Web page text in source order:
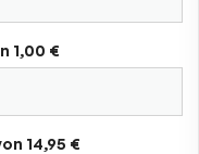
1,00 €
14,95 €